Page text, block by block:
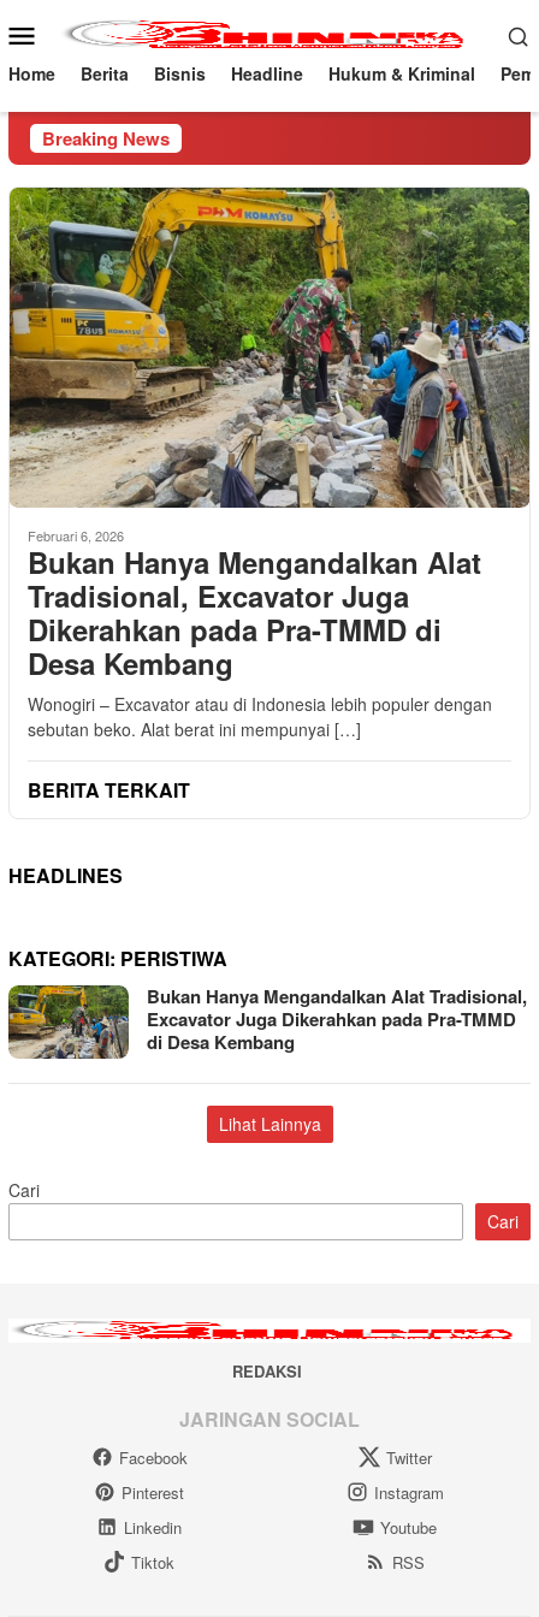
ke
konten
Menu
Mobile
Home Berita Bisnis Headline Hukum & Kriminal
Breaking News
Februari 6, 2026
Bukan Hanya Mengandalkan Alat
Tradisional, Excavator Juga
Dikerahkan pada Pra-TMMD di
Desa Kembang
Wonogiri – Excavator atau di Indonesia lebih populer dengan
sebutan beko. Alat berat ini mempunyai […]
BERITA TERKAIT
HEADLINES
KATEGORI: PERISTIWA
Bukan Hanya Mengandalkan Alat Tradisional,
Excavator Juga Dikerahkan pada Pra-TMMD
di Desa Kembang
Lihat Lainnya
Cari
Cari
REDAKSI
JARINGAN SOCIAL
Facebook
Twitter
Pinterest
Instagram
Linkedin
Youtube
Tiktok
RSS